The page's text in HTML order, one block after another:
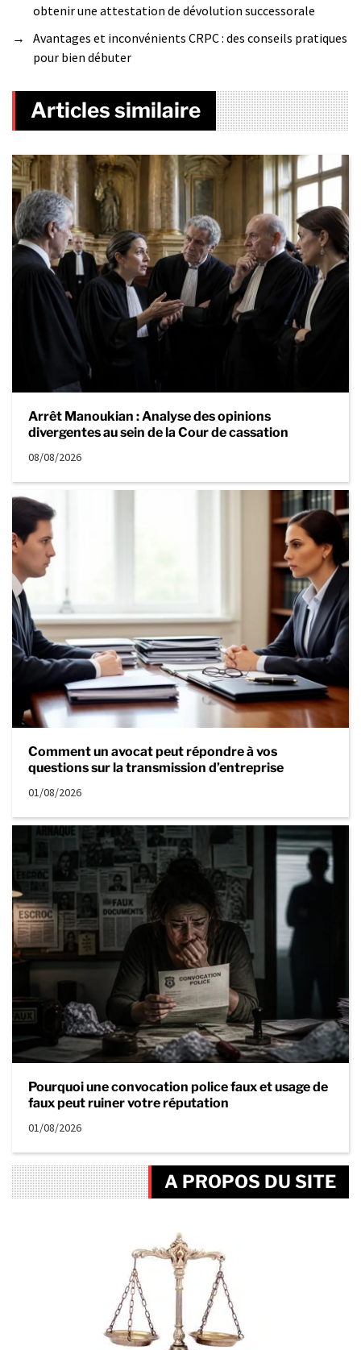
obtenir une attestation de dévolution successorale
→
Avantages et inconvénients CRPC : des conseils pratiques
pour bien débuter
Articles similaire
Arrêt Manoukian : Analyse des opinions
divergentes au sein de la Cour de cassation
08/08/2026
Comment un avocat peut répondre à vos
questions sur la transmission d’entreprise
01/08/2026
Pourquoi une convocation police faux et usage de
faux peut ruiner votre réputation
01/08/2026
A PROPOS DU SITE